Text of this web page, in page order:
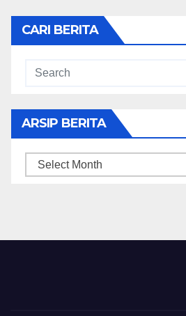
CARI BERITA
ARSIP BERITA
ARSIP